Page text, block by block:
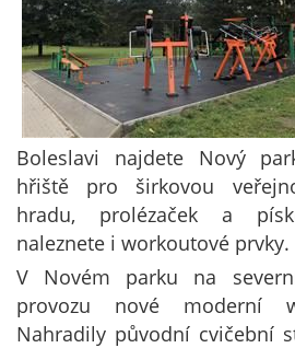
Boleslavi najdete Nový
hřiště pro širkovou
hradu, prolézaček a
naleznete i workoutové prvky.
V Novém parku na
provozu nové moderní
Nahradily původní cvičební